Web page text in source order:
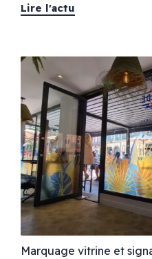
Lire l'actu
Marquage vitrine et